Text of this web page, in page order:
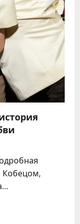
Кобецом,